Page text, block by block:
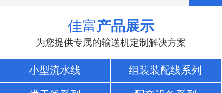
佳富产品展示
为您提供专属的输送机定制解决方案
小型流水线 组装装配线系列